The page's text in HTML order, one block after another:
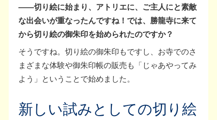
――切り絵に始まり、アトリエに、ご主人にと素敵
な出会いが重なったんですね！では、勝龍寺に来て
から切り絵の御朱印を始められたのですか？
そうですね。切り絵の御朱印もですし、お寺でのさ
まざまな体験や御朱印帳の販売も「じゃあやってみ
よう」ということで始めました。
新しい試みとしての切り絵